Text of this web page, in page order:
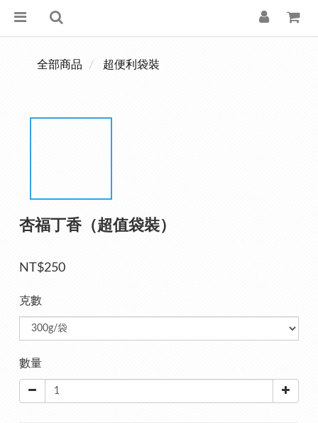
全部商品 超便利袋裝
杏福丁香（超值袋裝）
NT$250
克數
數量